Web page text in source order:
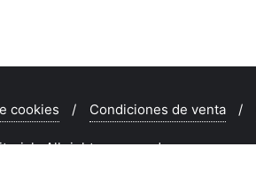
cookies Condiciones de venta
. All rights reserved.